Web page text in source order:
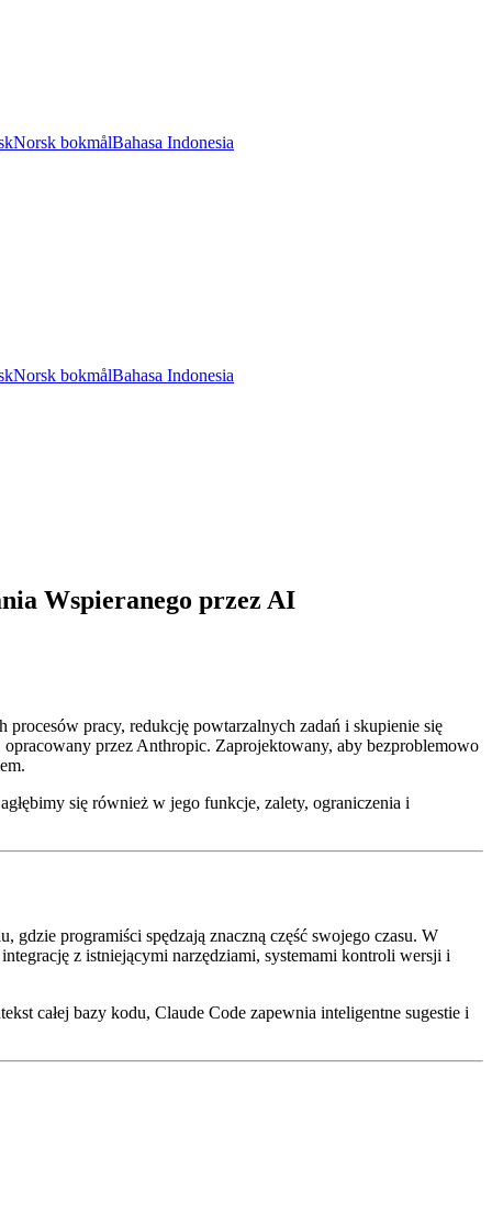
Norsk bokmålBahasa Indonesia
Norsk bokmålBahasa Indonesia
Wspieranego przez AI
pracy, redukcję powtarzalnych zadań i skupienie się
przez Anthropic. Zaprojektowany, aby bezproblemowo
się również w jego funkcje, zalety, ograniczenia i
programiści spędzają znaczną część swojego czasu. W
z istniejącymi narzędziami, systemami kontroli wersji i
całej bazy kodu, Claude Code zapewnia inteligentne sugestie i